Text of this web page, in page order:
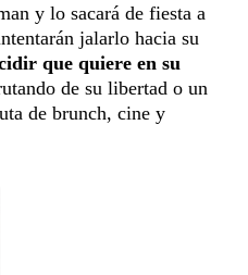
y lo sacará de fiesta a
jalarlo hacia su
que quiere en su
de su libertad o un
de brunch, cine y